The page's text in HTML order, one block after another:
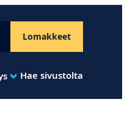
Lomakkeet
Hae sivustolta